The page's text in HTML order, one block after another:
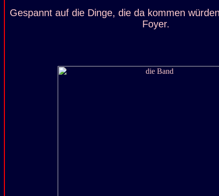
Gespannt auf die Dinge, die da kommen
Foyer.